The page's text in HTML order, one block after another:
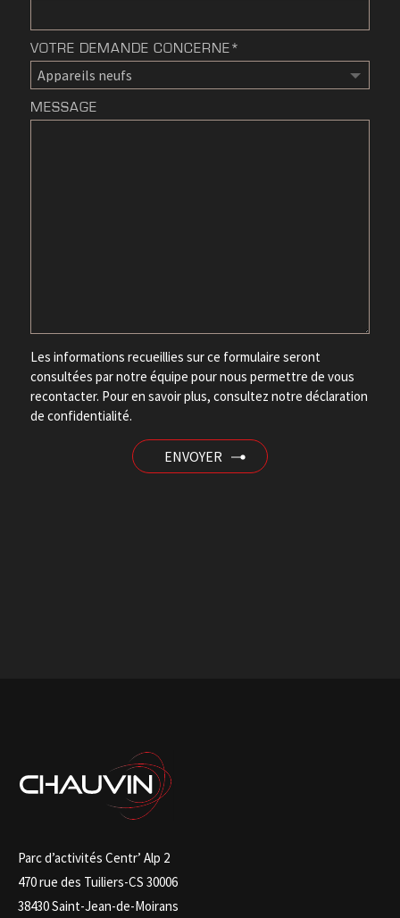
VOTRE DEMANDE CONCERNE*
MESSAGE
Les informations recueillies sur ce formulaire seront
consultées par notre équipe pour nous permettre de vous
recontacter. Pour en savoir plus, consultez notre déclaration
de confidentialité.
ENVOYER
Parc d’activités Centr’ Alp 2
470 rue des Tuiliers-CS 30006
38430 Saint-Jean-de-Moirans